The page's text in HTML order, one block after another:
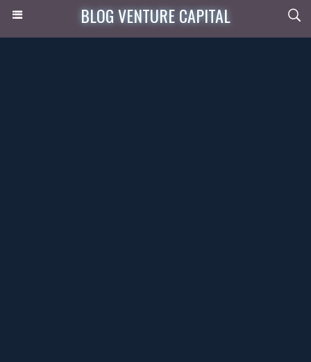
BLOG VENTURE CAPITAL